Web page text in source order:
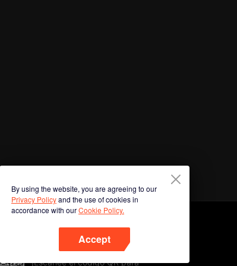
By using the website, you are agreeing to our
Privacy Policyand the use of cookies in
accordance with ourCookie Policy.
Accept
¡Escanee el código QR para